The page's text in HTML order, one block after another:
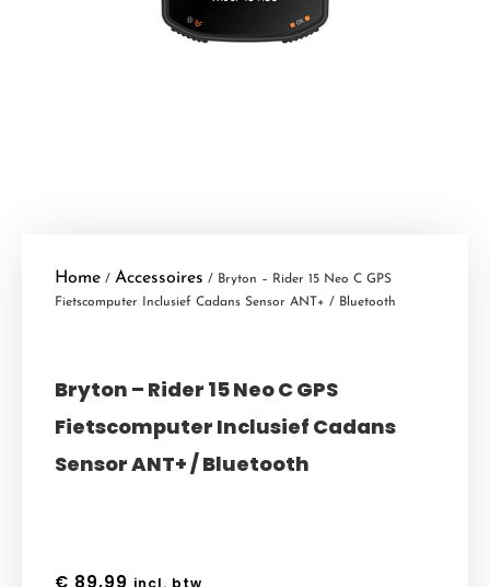
Home / Accessoires / Bryton – Rider 15 Neo C GPS
Fietscomputer Inclusief Cadans Sensor ANT+ / Bluetooth
Bryton – Rider 15 Neo C GPS
Fietscomputer Inclusief Cadans
Sensor ANT+ / Bluetooth
€ 89,99 incl. btw